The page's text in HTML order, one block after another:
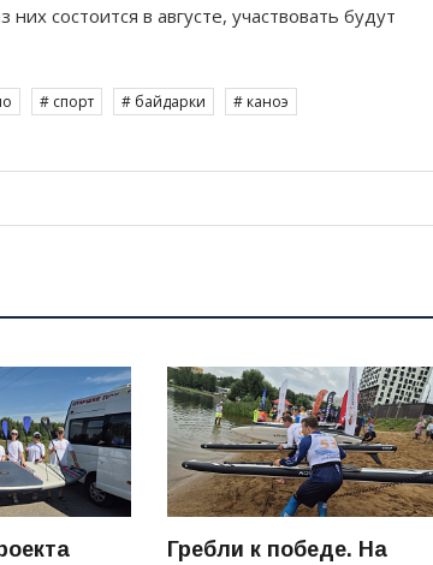
состоится в августе, участвовать будут
# спорт # байдарки # каноэ
Гребли к победе. На